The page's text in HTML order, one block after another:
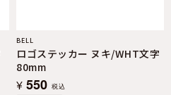
BELL
ロゴステッカー ヌキ/WHT文字
80mm
¥ 550 税込